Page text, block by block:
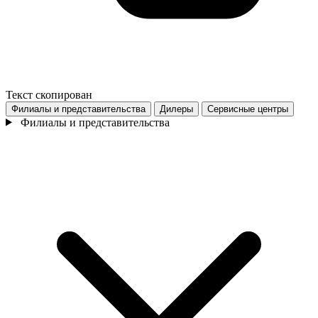
Текст скопирован
Филиалы и представительства Дилеры Сервисные центры
Филиалы и представительства